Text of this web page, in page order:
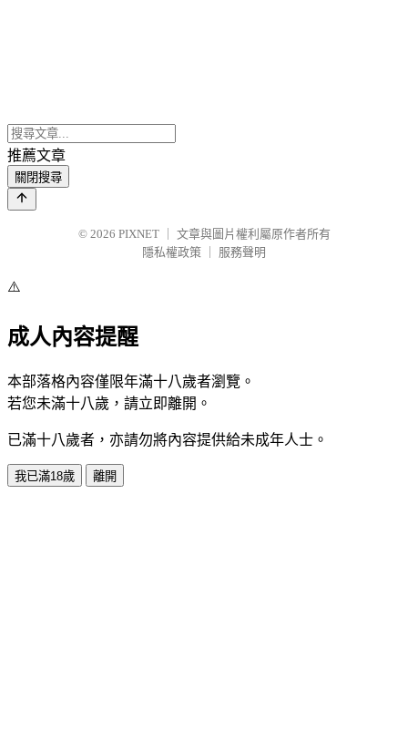
推薦文章
關閉搜尋
© 2026 PIXNET
文章與圖片權利屬原作者所有
隱私權政策
服務聲明
⚠️
成人內容提醒
本部落格內容僅限年滿十八歲者瀏覽。
若您未滿十八歲，請立即離開。
已滿十八歲者，亦請勿將內容提供給未成年人士。
我已滿18歲 離開